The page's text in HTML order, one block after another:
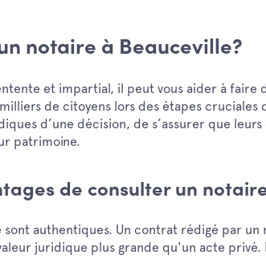
notaire à Beauceville?
et impartial, il peut vous aider à faire
de citoyens lors des étapes
d’une décision, de s’assurer que
patrimoine.
de consulter un
sont authentiques. Un contrat rédigé par
juridique plus grande qu'un acte